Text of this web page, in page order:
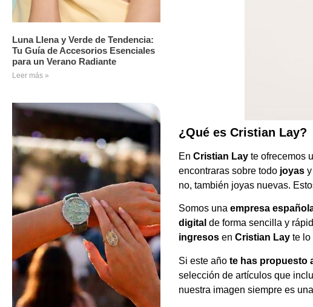
Luna Llena y Verde de Tendencia:
Tu Guía de Accesorios Esenciales
para un Verano Radiante
Leer más »
¿Qué es Cristian Lay?
En Cristian Layte ofrecemos
encontraras sobre todo joyasy
no, también joyas nuevas.
Somos una empresa
digital de forma sencilla y
ingresosen Cristian Layte lo
Si este año te has propuesto
selección de artículos que
nuestra imagen siempre es